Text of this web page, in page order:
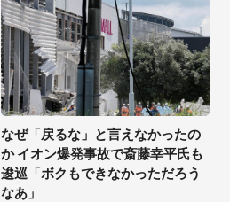
なぜ「戻るな」と言えなかったの
か イオン爆発事故で斎藤幸平氏も
逡巡「ボクもできなかっただろう
なあ」